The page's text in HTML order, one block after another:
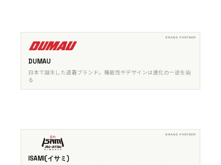
DUMAU
日本で誕生した道着ブランド。機能性やデザインは進化の一途を辿
る
ISAMI(イサミ)